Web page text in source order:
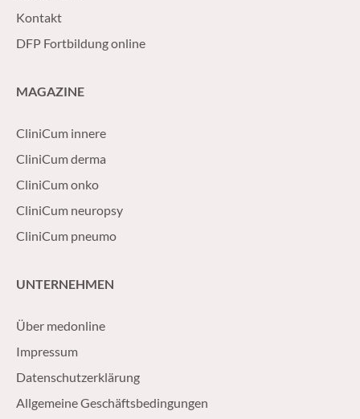
Kontakt
DFP Fortbildung online
MAGAZINE
CliniCum innere
CliniCum derma
CliniCum onko
CliniCum neuropsy
CliniCum pneumo
UNTERNEHMEN
Über medonline
Impressum
Datenschutzerklärung
Allgemeine Geschäftsbedingungen